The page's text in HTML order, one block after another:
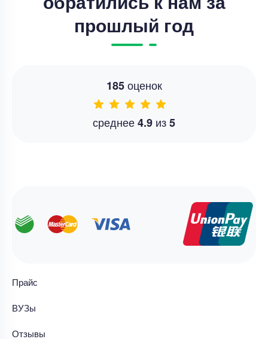
прошлый год
185оценок
среднее4.9 из5
Прайс
ВУЗы
Отзывы